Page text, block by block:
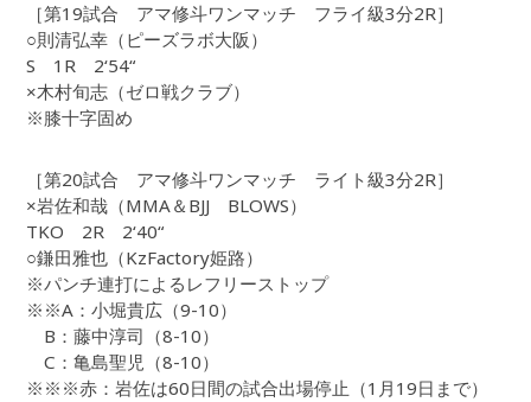
［第19試合 アマ修斗ワンマッチ フライ級3分2R］
○則清弘幸（ピーズラボ大阪）
S 1R 2‘54“
×木村旬志（ゼロ戦クラブ）
※膝十字固め
［第20試合 アマ修斗ワンマッチ ライト級3分2R］
×岩佐和哉（MMA＆BJJ BLOWS）
TKO 2R 2‘40“
○鎌田雅也（KzFactory姫路）
※パンチ連打によるレフリーストップ
※※A：小堀貴広（9-10）
B：藤中淳司（8-10）
C：亀島聖児（8-10）
※※※赤：岩佐は60日間の試合出場停止（1月19日まで）